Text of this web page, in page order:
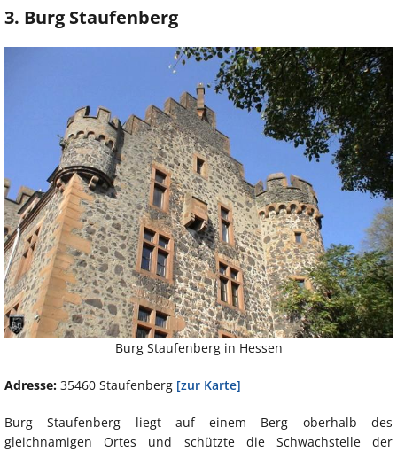
3. Burg Staufenberg
Burg Staufenberg in Hessen
Adresse: 35460 Staufenberg [zur Karte]
Burg Staufenberg liegt auf einem Berg oberhalb des
gleichnamigen Ortes und schützte die Schwachstelle der